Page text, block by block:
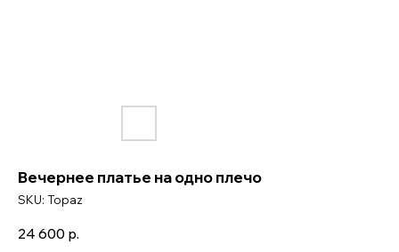
Вечернее платье на одно плечо
SKU: Topaz
24 600 р.